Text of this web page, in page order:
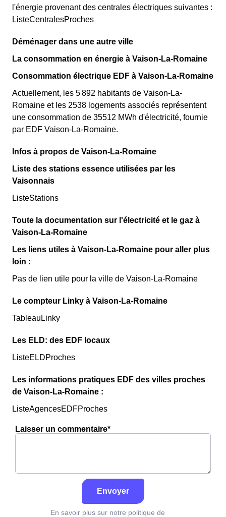
l'énergie provenant des centrales électriques suivantes :
ListeCentralesProches
Déménager dans une autre ville
La consommation en énergie à Vaison-La-Romaine
Consommation électrique EDF à Vaison-La-Romaine
Actuellement, les 5 892 habitants de Vaison-La-
Romaine et les 2538 logements associés représentent
une consommation de 35512 MWh d'électricité, fournie
par EDF Vaison-La-Romaine.
Infos à propos de Vaison-La-Romaine
Liste des stations essence utilisées par les
Vaisonnais
ListeStations
Toute la documentation sur l'électricité et le gaz à
Vaison-La-Romaine
Les liens utiles à Vaison-La-Romaine pour aller plus
loin :
Pas de lien utile pour la ville de Vaison-La-Romaine
Le compteur Linky à Vaison-La-Romaine
TableauLinky
Les ELD: des EDF locaux
ListeELDProches
Les informations pratiques EDF des villes proches
de Vaison-La-Romaine :
ListeAgencesEDFProches
Laisser un commentaire*
Envoyer
En savoir plus sur notre politique de